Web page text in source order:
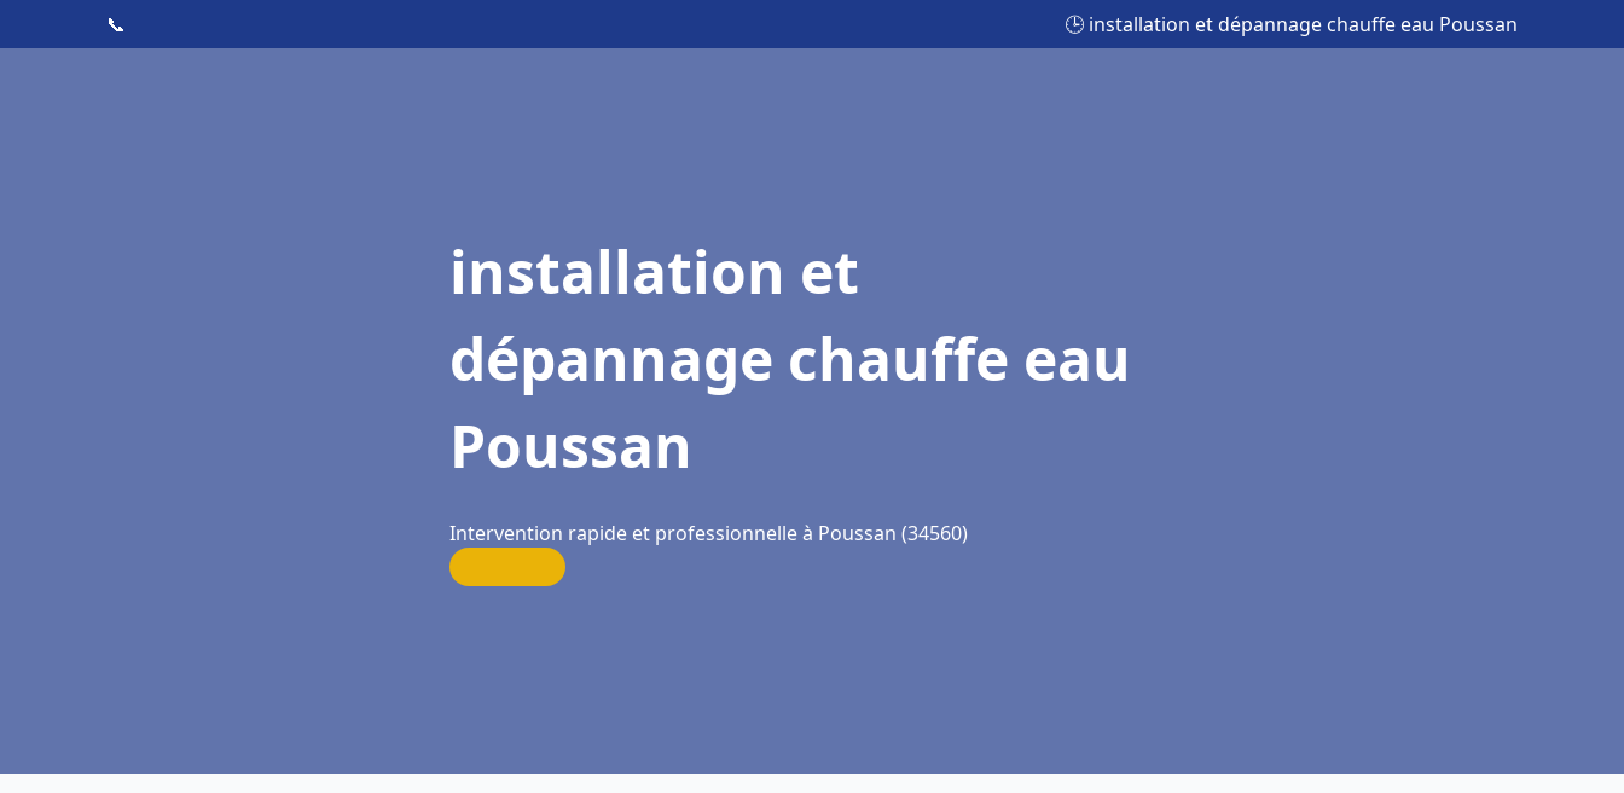
📞 🕒 installation et dépannage chauffe eau Poussan
installation et
dépannage chauffe eau
Poussan
Intervention rapide et professionnelle à Poussan (34560)